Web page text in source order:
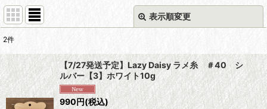
表示順変更
並び順:
2件
【7/27発送予定】Lazy Daisy ラメ糸 ＃40 シ
ルバー【3】ホワイト10g
990円(税込)